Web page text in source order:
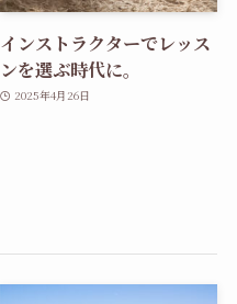
インストラクターでレッス
ンを選ぶ時代に。
2025年4月26日